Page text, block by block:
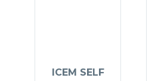
ICEM SELF